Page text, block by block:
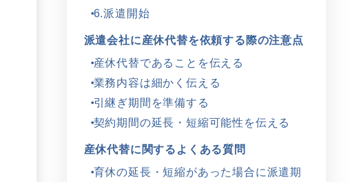
6.派遣開始
派遣会社に産休代替を依頼する際の注意点
産休代替であることを伝える
業務内容は細かく伝える
引継ぎ期間を準備する
契約期間の延長・短縮可能性を伝える
産休代替に関するよくある質問
育休の延長・短縮があった場合に派遣期